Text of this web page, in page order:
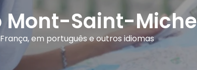
Mont-Saint-
em português e outros idiomas